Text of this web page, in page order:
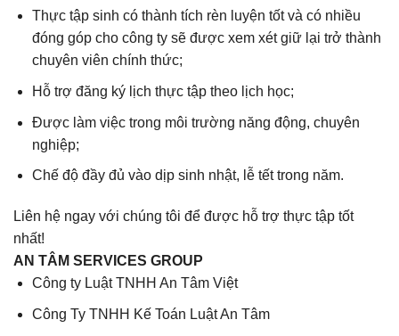
Thực tập sinh có thành tích rèn luyện tốt và có nhiều
đóng góp cho công ty sẽ được xem xét giữ lại trở thành
chuyên viên chính thức;
Hỗ trợ đăng ký lịch thực tập theo lịch học;
Được làm việc trong môi trường năng động, chuyên
nghiệp;
Chế độ đầy đủ vào dịp sinh nhật, lễ tết trong năm.
Liên hệ ngay với chúng tôi để được hỗ trợ thực tập tốt
nhất!
AN TÂM SERVICES GROUP
Công ty Luật TNHH An Tâm Việt
Công Ty TNHH Kế Toán Luật An Tâm